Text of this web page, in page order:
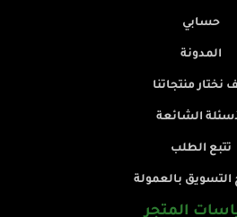
حسابي
المدونة
نختار منتجاتنا
الشائعة
تتبع الطلب
التسويق بالعمولة
المتجر